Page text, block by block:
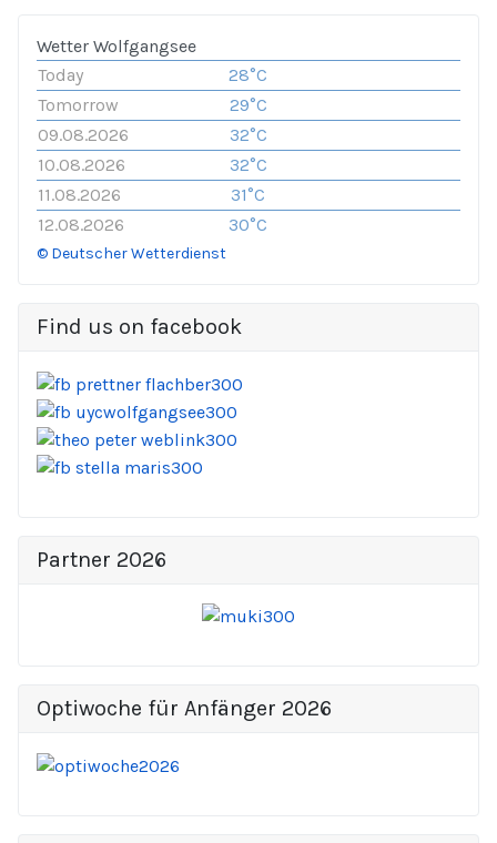
Wetter Wolfgangsee
Today
28°C
Tomorrow
29°C
09.08.2026
32°C
10.08.2026
32°C
11.08.2026
31°C
12.08.2026
30°C
© Deutscher Wetterdienst
Find us on facebook
Partner 2026
Optiwoche für Anfänger 2026